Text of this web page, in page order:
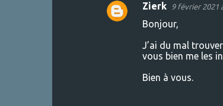
Zierk 9 février 2021
Bonjour,
J’ai du mal
vous bien me les
Bien à vous.